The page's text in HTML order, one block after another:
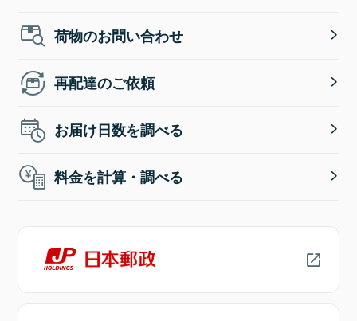
荷物のお問い合わせ
再配達のご依頼
お届け日数を調べる
料金を計算・調べる